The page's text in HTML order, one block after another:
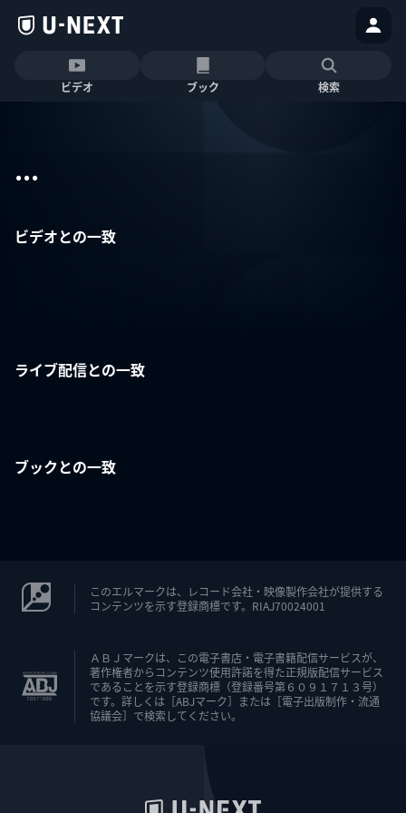
ビデオ ブック 検索
...
ビデオとの一致
ライブ配信との一致
ブックとの一致
このエルマークは、レコード会社・映像製作会社が提供する
コンテンツを示す登録商標です。RIAJ70024001
ＡＢＪマークは、この電子書店・電子書籍配信サービスが、
著作権者からコンテンツ使用許諾を得た正規版配信サービス
であることを示す登録商標（登録番号第６０９１７１３号）
です。詳しくは［ABJマーク］または［電子出版制作・流通
協議会］で検索してください。